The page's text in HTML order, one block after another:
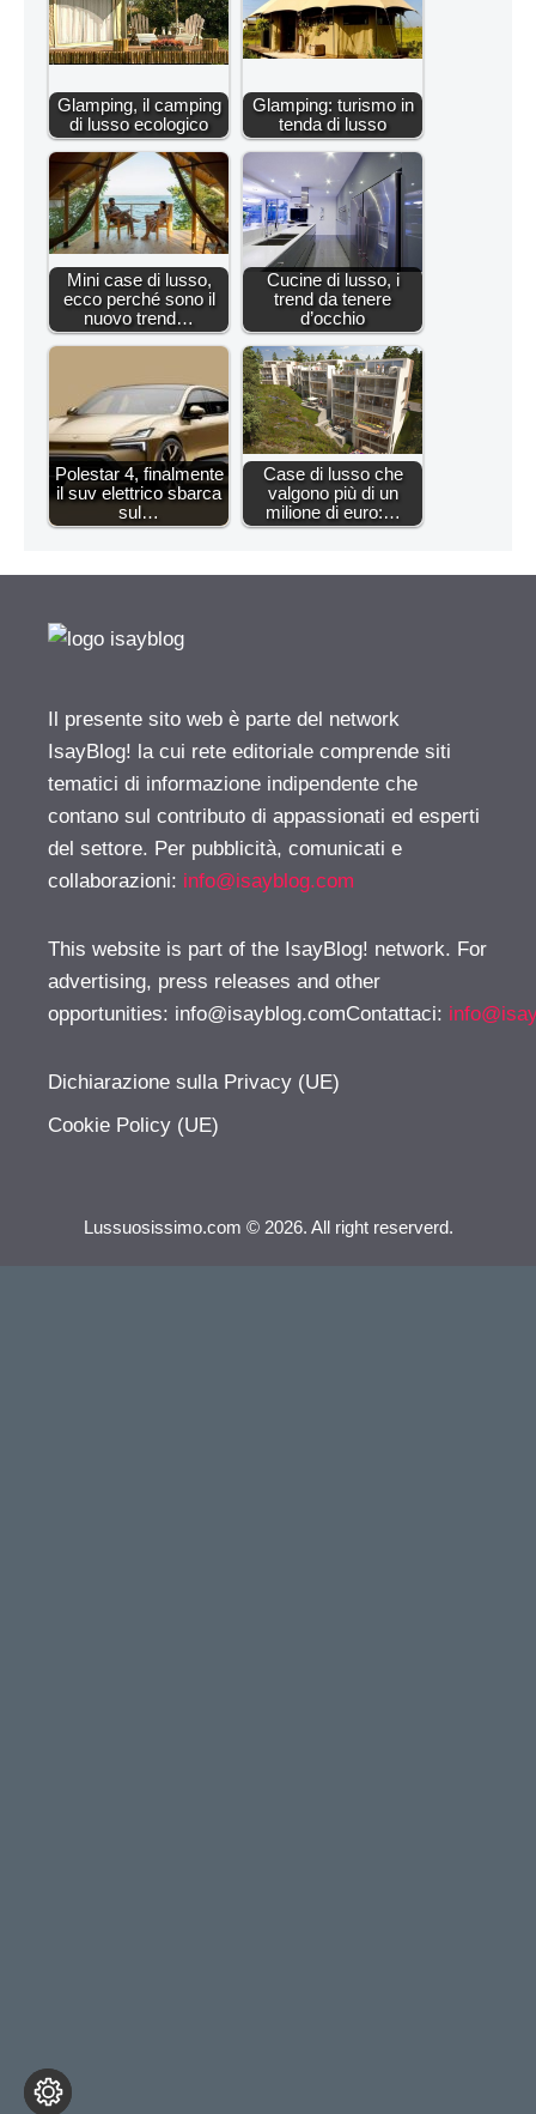
Glamping, il camping
di lusso ecologico
Glamping: turismo in
tenda di lusso
Mini case di lusso,
ecco perché sono il
nuovo trend…
Cucine di lusso, i
trend da tenere
d’occhio
Polestar 4, finalmente
il suv elettrico sbarca
sul…
Case di lusso che
valgono più di un
milione di euro:…
Il presente sito web è parte del network
IsayBlog! la cui rete editoriale comprende siti
tematici di informazione indipendente che
contano sul contributo di appassionati ed esperti
del settore. Per pubblicità, comunicati e
collaborazioni: info@isayblog.com
This website is part of the IsayBlog! network. For
advertising, press releases and other
opportunities: info@isayblog.comContattaci:
Dichiarazione sulla Privacy (UE)
Cookie Policy (UE)
Lussuosissimo.com © 2026. All right reserverd.